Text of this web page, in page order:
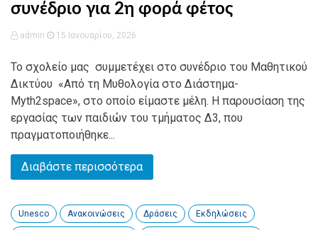
συνέδριο για 2η φορά φέτος
admin 15 Ιανουαρίου, 2026
Το σχολείο μας συμμετέχει στο συνέδριο του Μαθητικού
Δικτύου «Από τη Μυθολογία στο Διάστημα-
Myth2space», στο οποίο είμαστε μέλη. Η παρουσίαση της
εργασίας των παιδιών του τμήματος Δ3, που
πραγματοποιήθηκε...
Διαβάστε περισσότερα
Unesco Ανακοινώσεις Δράσεις Εκδηλώσεις